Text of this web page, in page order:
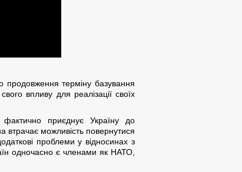
продовження терміну базування
впливу для реалізації своїх
фактично приєднує Україну до
втрачає можливість повернутися
проблеми у відносинах з
одночасно є членами як НАТО,